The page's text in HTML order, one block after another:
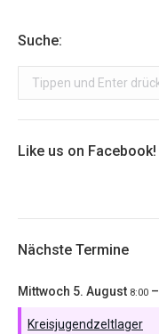
Suche:
Search:
Like us on Facebook!
Nächste Termine
Mittwoch 5. August 8:00 –
Kreisjugendzeltlager